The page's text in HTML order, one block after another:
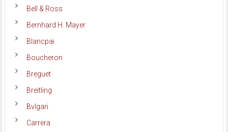
Bell & Ross
Bernhard H. Mayer
Blancpai
Boucheron
Breguet
Breitling
Bvlgari
Carrera